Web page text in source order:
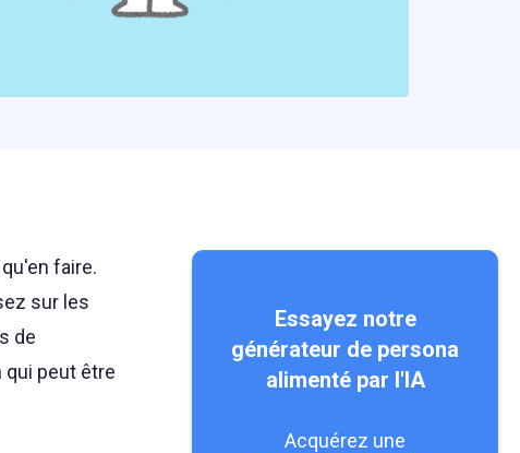
faire.
sur les
de
peut être
Essayez notre
générateur de persona
alimenté par l'IA
Acquérez une